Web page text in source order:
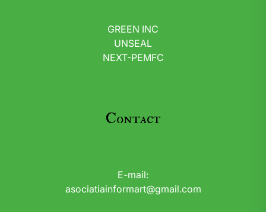
GREEN INC
UNSEAL
NEXT-PEMFC
Contact
E-mail:
asociatiainformart@gmail.com